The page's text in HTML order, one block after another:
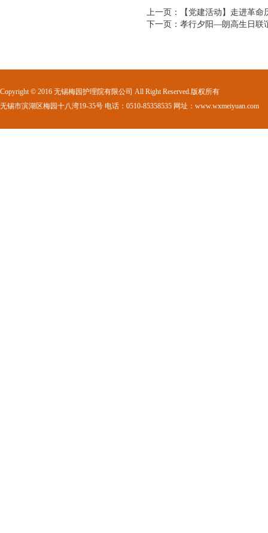
上一页：【党建活动】走进革命
下一页：孝行夕阳—朗高生日联
Copyright © 2016 无锡梅园护理院有限公司 All Right Reserved.版权所有
无锡市滨湖区梅园十八湾19-35号 电话：0510-85358535 网址：www.wxmeiyuan.com